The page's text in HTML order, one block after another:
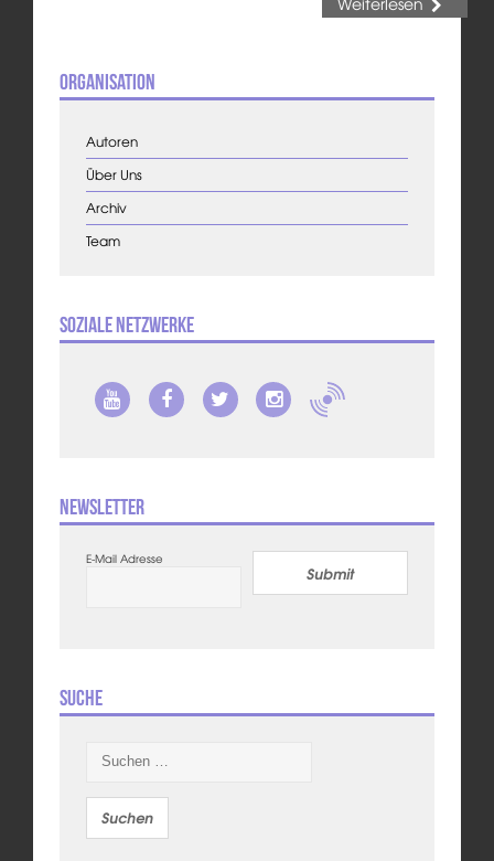
Organisation
Autoren
Über Uns
Archiv
Team
Soziale Netzwerke
Newsletter
E-Mail Adresse
Submit
Suche
nach: